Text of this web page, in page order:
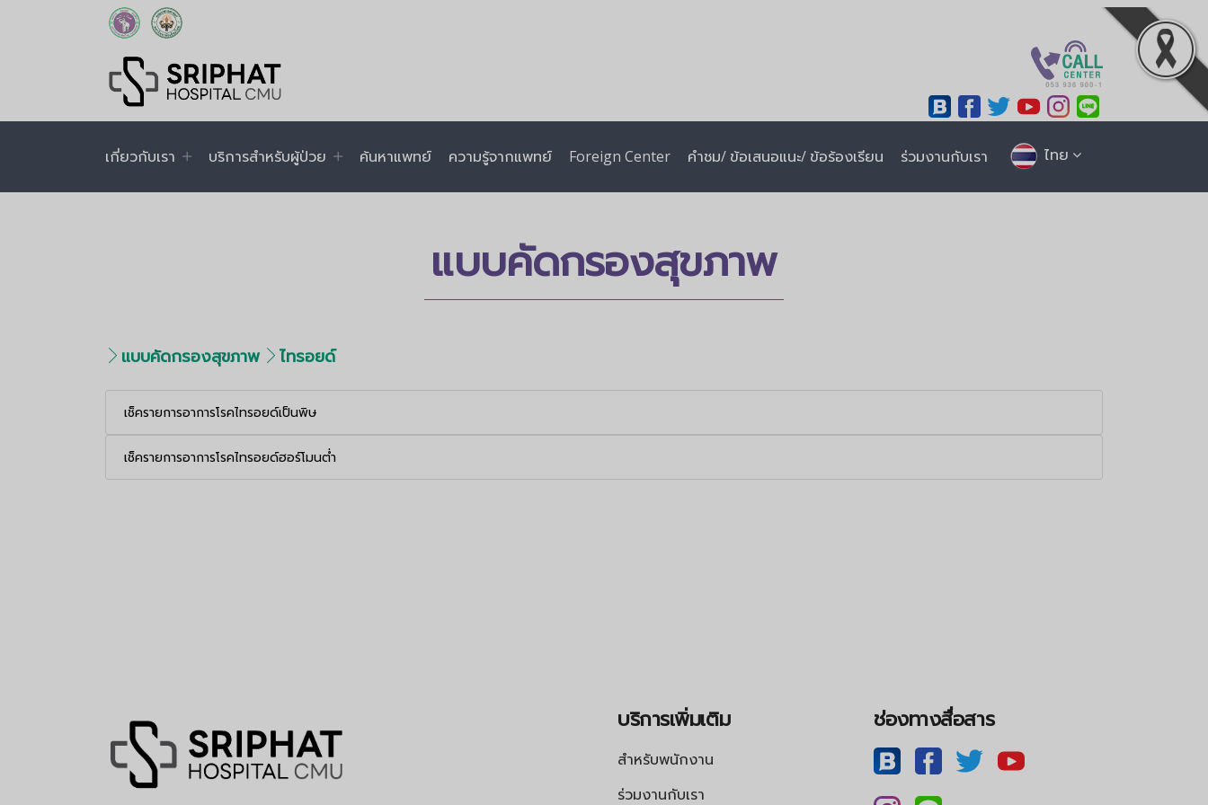
เกี่ยวกับเรา บริการสำหรับผู้ป่วย ค้นหาแพทย์ ความรู้จากแพทย์ Foreign Center คำชม/ ข้อเสนอแนะ/ ข้อร้องเรียน ร่วมงานกับเรา ไทย
แบบคัดกรองสุขภาพ
แบบคัดกรองสุขภาพ ไทรอยด์
เช็ครายการอาการโรคไทรอยด์เป็นพิษ
เช็ครายการอาการโรคไทรอยด์ฮอร์โมนต่ำ
บริการเพิ่มเติม
สำหรับพนักงาน
ร่วมงานกับเรา
ช่องทางสื่อสาร